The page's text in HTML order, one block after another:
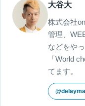
大谷大
株式会社
管理、
などをや
「World
てます。